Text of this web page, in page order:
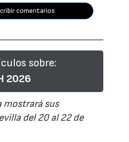
comentarios
sobre:
2026
mostrará sus
del 20 al 22 de